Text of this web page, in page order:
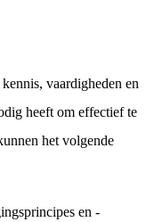
vaardigheden en
heeft om effectief te
het volgende
en -